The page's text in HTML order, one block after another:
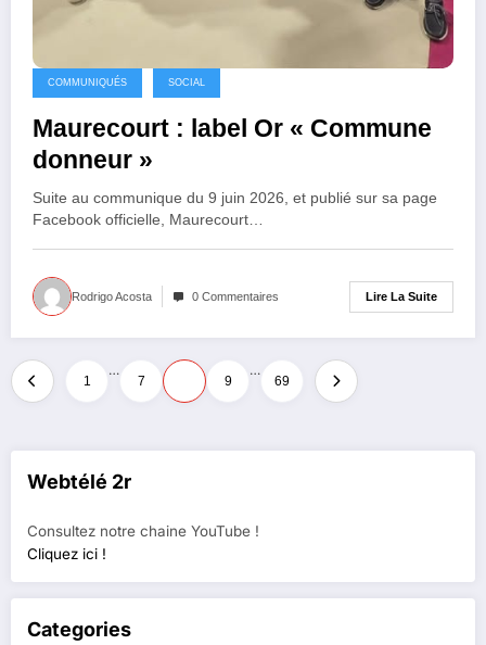
COMMUNIQUÉS SOCIAL
Maurecourt : label Or « Commune
donneur »
Suite au communique du 9 juin 2026, et publié sur sa page
Facebook officielle, Maurecourt…
Rodrigo Acosta 0 Commentaires Lire La Suite
Pagination
des
publications
1
…
7 9
…
69
Webtélé 2r
Consultez notre chaine YouTube !
Cliquez ici !
Categories